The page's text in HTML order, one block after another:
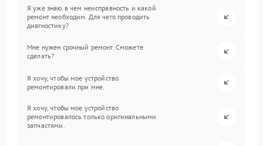
Я уже знаю в чем неисправность и какой
ремонт необходим. Для чего проводить
диагностику?
Мне нужен срочный ремонт. Сможете
сделать?
Я хочу, чтобы мое устройство
ремонтировали при мне.
Я хочу, чтобы мое устройство
ремонтировалось только оригинальными
запчастями.